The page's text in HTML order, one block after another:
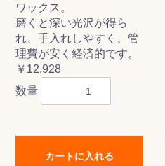
ワックス。
磨くと深い光沢が得ら
れ、手入れしやすく、管
理費が安く経済的です。
￥12,928
数量
カートに入れる